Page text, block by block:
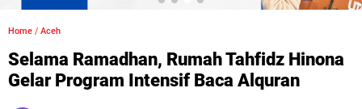
Home / Aceh
Selama Ramadhan, Rumah Tahfidz Hinona
Gelar Program Intensif Baca Alquran